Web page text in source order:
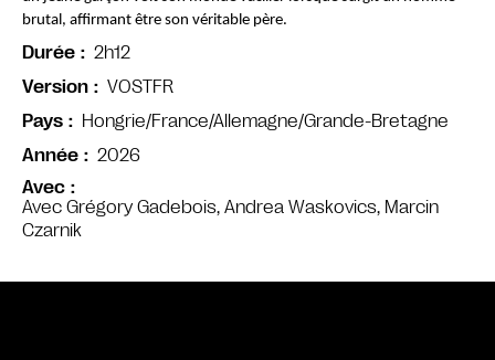
Avec
Avec Grégory Gadebois, Andrea Waskovics, Marcin
Czarnik
brutal, affirmant être son véritable père.
Durée
2h12
Version
VOSTFR
Pays
Hongrie/France/Allemagne/Grande-Bretagne
Année
2026